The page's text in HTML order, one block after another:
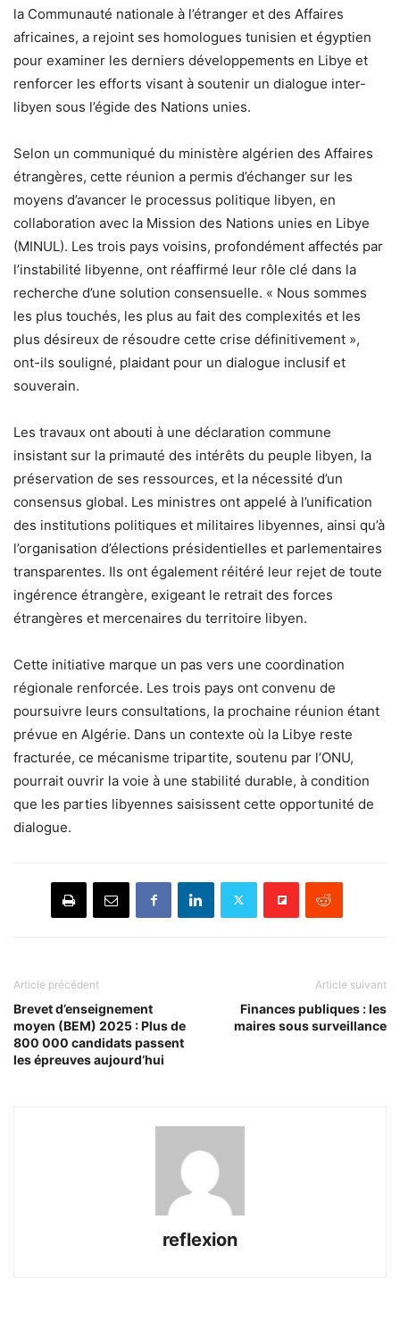
la Communauté nationale à l’étranger et des Affaires
africaines, a rejoint ses homologues tunisien et égyptien
pour examiner les derniers développements en Libye et
renforcer les efforts visant à soutenir un dialogue inter-
libyen sous l’égide des Nations unies.
Selon un communiqué du ministère algérien des Affaires
étrangères, cette réunion a permis d’échanger sur les
moyens d’avancer le processus politique libyen, en
collaboration avec la Mission des Nations unies en Libye
(MINUL). Les trois pays voisins, profondément affectés par
l’instabilité libyenne, ont réaffirmé leur rôle clé dans la
recherche d’une solution consensuelle. « Nous sommes
les plus touchés, les plus au fait des complexités et les
plus désireux de résoudre cette crise définitivement »,
ont-ils souligné, plaidant pour un dialogue inclusif et
souverain.
Les travaux ont abouti à une déclaration commune
insistant sur la primauté des intérêts du peuple libyen, la
préservation de ses ressources, et la nécessité d’un
consensus global. Les ministres ont appelé à l’unification
des institutions politiques et militaires libyennes, ainsi qu’à
l’organisation d’élections présidentielles et parlementaires
transparentes. Ils ont également réitéré leur rejet de toute
ingérence étrangère, exigeant le retrait des forces
étrangères et mercenaires du territoire libyen.
Cette initiative marque un pas vers une coordination
régionale renforcée. Les trois pays ont convenu de
poursuivre leurs consultations, la prochaine réunion étant
prévue en Algérie. Dans un contexte où la Libye reste
fracturée, ce mécanisme tripartite, soutenu par l’ONU,
pourrait ouvrir la voie à une stabilité durable, à condition
que les parties libyennes saisissent cette opportunité de
dialogue.
Article précédent
Brevet d’enseignement
moyen (BEM) 2025 : Plus de
800 000 candidats passent
les épreuves aujourd’hui
Article suivant
Finances publiques : les
maires sous surveillance
reflexion